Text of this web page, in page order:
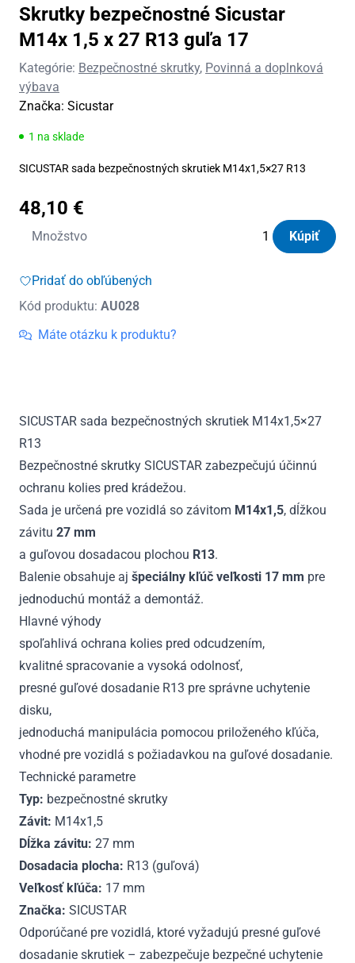
Skrutky bezpečnostné Sicustar
M14x 1,5 x 27 R13 guľa 17
Kategórie: Bezpečnostné skrutky, Povinná a doplnková
výbava
Značka: Sicustar
1 na sklade
SICUSTAR sada bezpečnostných skrutiek M14x1,5×27 R13
48,10 €
Množstvo
množstvo
bezpečnostné
M14x
1,5
17
Kúpiť
Pridať do obľúbených
Kód produktu: AU028
Máte otázku k produktu?
SICUSTAR sada bezpečnostných skrutiek M14x1,5×27
R13
Bezpečnostné skrutky SICUSTAR zabezpečujú účinnú
ochranu kolies pred krádežou.
Sada je určená pre vozidlá so závitom M14x1,5, dĺžkou
závitu 27 mm
a guľovou dosadacou plochou R13.
Balenie obsahuje aj špeciálny kľúč veľkosti 17 mm pre
jednoduchú montáž a demontáž.
Hlavné výhody
spoľahlivá ochrana kolies pred odcudzením,
kvalitné spracovanie a vysoká odolnosť,
presné guľové dosadanie R13 pre správne uchytenie
disku,
jednoduchá manipulácia pomocou priloženého kľúča,
vhodné pre vozidlá s požiadavkou na guľové dosadanie.
Technické parametre
Typ: bezpečnostné skrutky
Závit: M14x1,5
Dĺžka závitu: 27 mm
Dosadacia plocha: R13 (guľová)
Veľkosť kľúča: 17 mm
Značka: SICUSTAR
Odporúčané pre vozidlá, ktoré vyžadujú presné guľové
dosadanie skrutiek – zabezpečuje bezpečné uchytenie